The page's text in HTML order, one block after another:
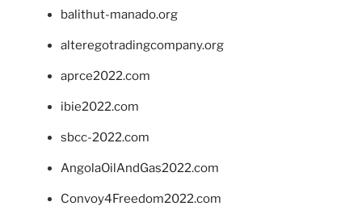
balithut-manado.org
alteregotradingcompany.org
aprce2022.com
ibie2022.com
sbcc-2022.com
AngolaOilAndGas2022.com
Convoy4Freedom2022.com